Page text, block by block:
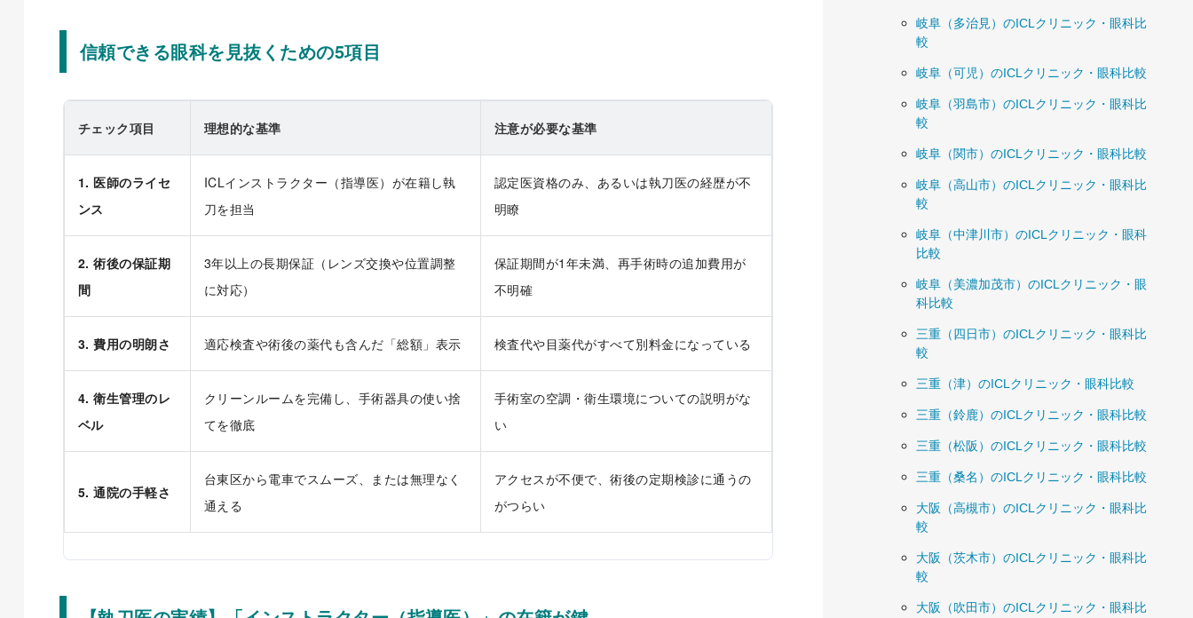
信頼できる眼科を見抜くための5項目
チェック項目 理想的な基準 注意が必要な基準
1. 医師のライセ
ンス
ICLインストラクター（指導医）が在籍し執
刀を担当
認定医資格のみ、あるいは執刀医の経歴が不
明瞭
2. 術後の保証期
間
3年以上の長期保証（レンズ交換や位置調整
に対応）
保証期間が1年未満、再手術時の追加費用が
不明確
3. 費用の明朗さ 適応検査や術後の薬代も含んだ「総額」表示 検査代や目薬代がすべて別料金になっている
4. 衛生管理のレ
ベル
クリーンルームを完備し、手術器具の使い捨
てを徹底
手術室の空調・衛生環境についての説明がな
い
5. 通院の手軽さ
台東区から電車でスムーズ、または無理なく
通える
アクセスが不便で、術後の定期検診に通うの
がつらい
岐阜（多治見）のICLクリニック・眼科比
較
岐阜（可児）のICLクリニック・眼科比較
岐阜（羽島市）のICLクリニック・眼科比
較
岐阜（関市）のICLクリニック・眼科比較
岐阜（高山市）のICLクリニック・眼科比
較
岐阜（中津川市）のICLクリニック・眼科
比較
岐阜（美濃加茂市）のICLクリニック・眼
科比較
三重（四日市）のICLクリニック・眼科比
較
三重（津）のICLクリニック・眼科比較
三重（鈴鹿）のICLクリニック・眼科比較
三重（松阪）のICLクリニック・眼科比較
三重（桑名）のICLクリニック・眼科比較
大阪（高槻市）のICLクリニック・眼科比
較
大阪（茨木市）のICLクリニック・眼科比
較
大阪（吹田市）のICLクリニック・眼科比